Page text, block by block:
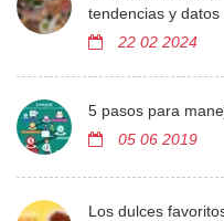
tendencias y datos
22 02 2024
5 pasos para
05 06 2019
Los dulces